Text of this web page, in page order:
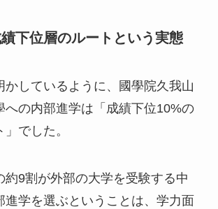
下位層のルートという実態
かしているように、國學院久我山
への内部進学は「成績下位10%の
でした。
約9割が外部の大学を受験する中
進学を選ぶということは、学力面